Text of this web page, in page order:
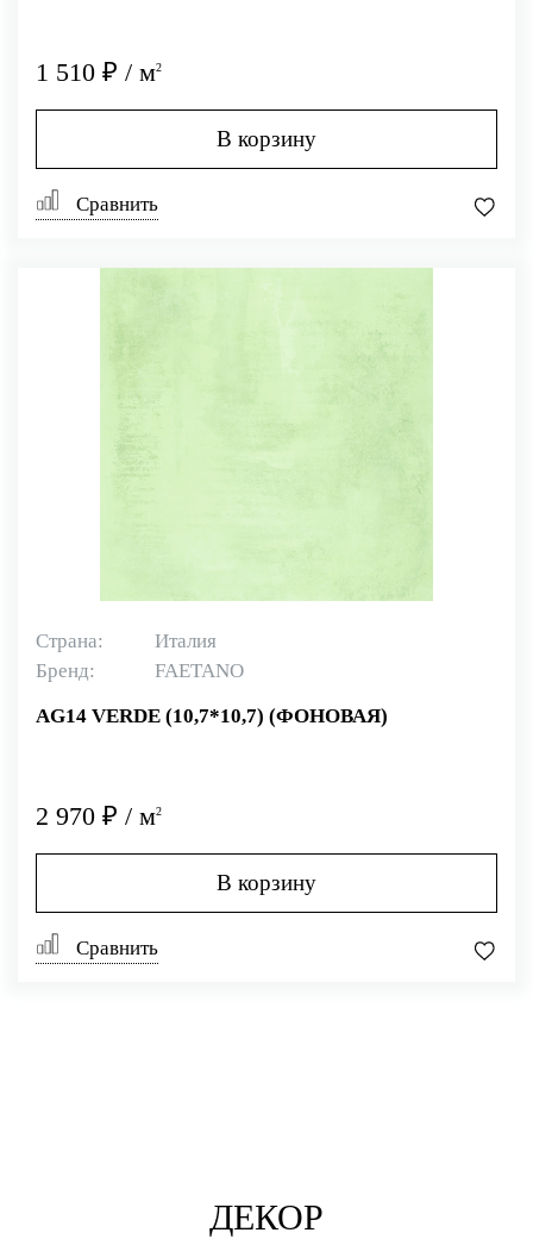
1 510 ₽ / м2
В корзину
Сравнить
Страна:
Италия
Бренд:
FAETANO
AG14 VERDE (10,7*10,7) (ФОНОВАЯ)
2 970 ₽ / м2
В корзину
Сравнить
ДЕКОР